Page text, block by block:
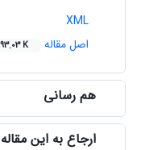
XML
اصل مقاله
93.03 K
هم رسانی
ارجاع به این مقاله